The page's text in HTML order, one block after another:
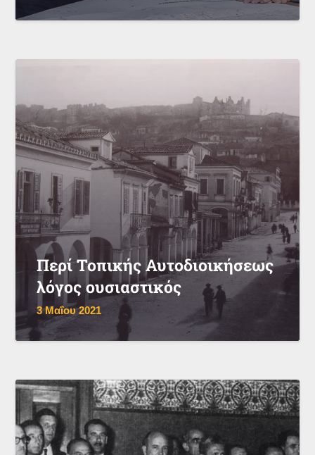
Περί Τοπικής Αυτοδιοικήσεως
λόγος ουσιαστικός
3 Μαΐου 2021